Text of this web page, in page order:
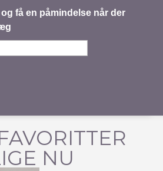
få en påmindelse når der
NU